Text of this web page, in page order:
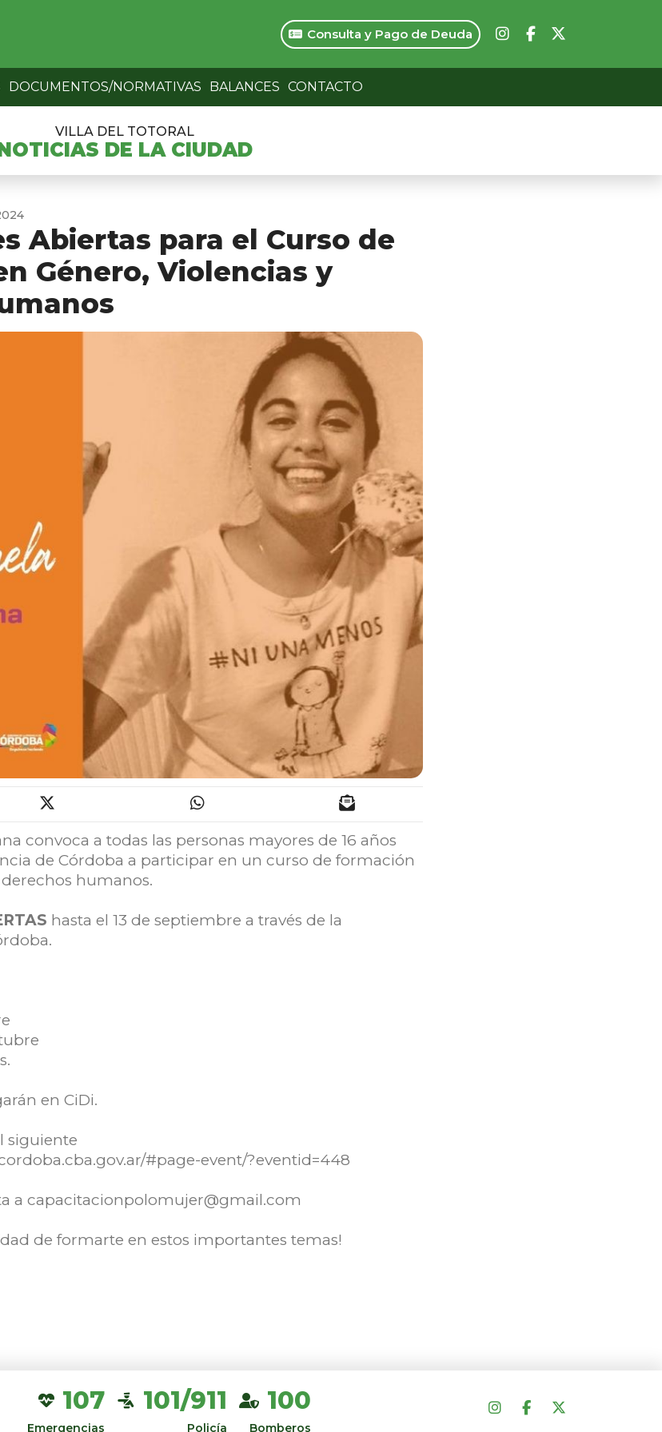
Consulta y Pago de Deuda
DOCUMENTOS/NORMATIVAS BALANCES CONTACTO
VILLA DEL TOTORAL
DE LA CIUDAD
Abiertas para el Curso de
Género, Violencias y
convoca a todas las personas mayores de 16 años
de Córdoba a participar en un curso de formación
humanos.
hasta el 13 de septiembre a través de la
en CiDi.
siguiente
#page-event/?eventid=448
a capacitacionpolomujer@gmail.com
de formarte en estos importantes temas!
107
Emergencias
101/911
Policía
100
Bomberos